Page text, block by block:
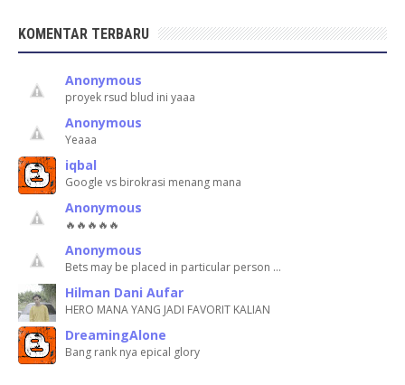
KOMENTAR TERBARU
Anonymous
proyek rsud blud ini yaaa
Anonymous
Yeaaa
iqbal
Google vs birokrasi menang mana
Anonymous
🔥🔥🔥🔥🔥
Anonymous
Bets may be placed in particular person …
Hilman Dani Aufar
HERO MANA YANG JADI FAVORIT KALIAN
DreamingAlone
Bang rank nya epical glory